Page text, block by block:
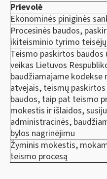
Prievolė
Ekonominės piniginės
Procesinės baudos,
ikiteisminio tyrimo teisėjų
Teismo paskirtos baudos
veikas Lietuvos
baudžiamajame kodekse
atvejais, teismų paskirtos
baudos, taip pat teismo
mokestis ir išlaidos,
administracinės,
bylos nagrinėjimu
Žyminis mokestis,
teismo procesą